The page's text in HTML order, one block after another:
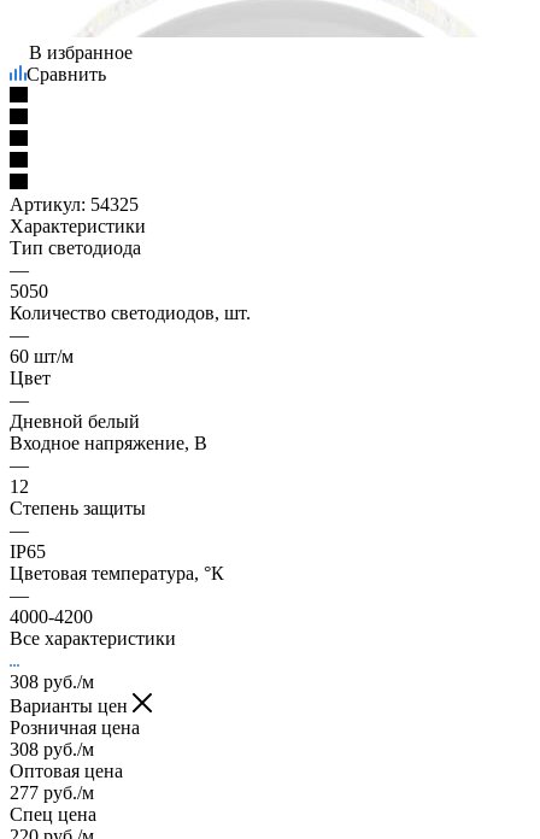
В избранное
Сравнить
Артикул: 54325
Характеристики
Тип светодиода
—
5050
Количество светодиодов, шт.
—
60 шт/м
Цвет
—
Дневной белый
Входное напряжение, В
—
12
Степень защиты
—
IP65
Цветовая температура, °К
—
4000-4200
Все характеристики
308 руб./м
Варианты цен
Розничная цена
308 руб./м
Оптовая цена
277 руб./м
Спец цена